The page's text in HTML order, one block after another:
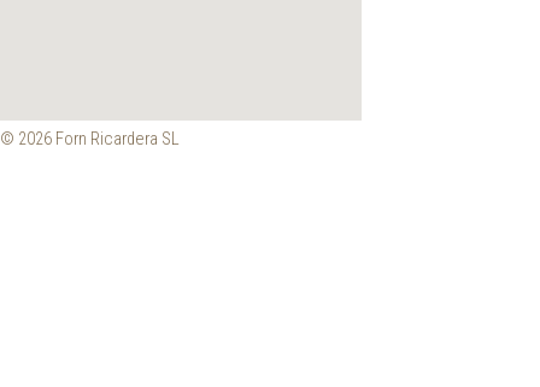
© 2026 Forn Ricardera SL